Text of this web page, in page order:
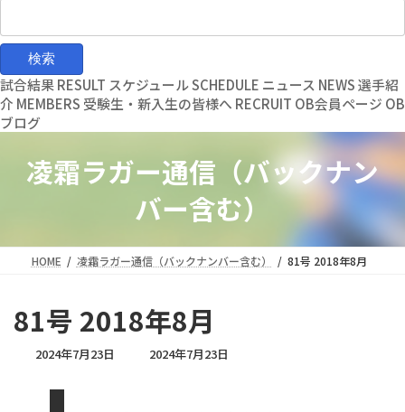
試合結果RESULT スケジュールSCHEDULE ニュース NEWS選手紹
介 MEMBERS 受験生・新入生の皆様へ RECRUIT OB会員ページ OB
ブログ
凌霜ラガー通信（バックナン
バー含む）
HOME 凌霜ラガー通信（バックナンバー含む） 81号 2018年8月
81号 2018年8月
2024年7月23日
最
2024年7月23日